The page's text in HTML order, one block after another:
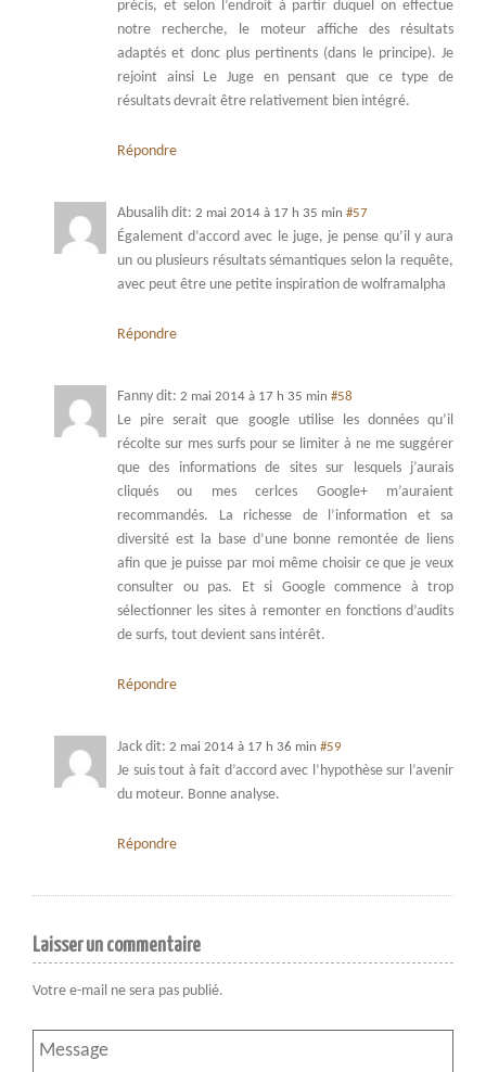
précis, et selon l’endroit à partir duquel on effectue
notre recherche, le moteur affiche des résultats
adaptés et donc plus pertinents (dans le principe). Je
rejoint ainsi Le Juge en pensant que ce type de
résultats devrait être relativement bien intégré.
Répondre
Abusalih dit: 2 mai 2014 à 17 h 35 min #57
Également d’accord avec le juge, je pense qu’il y aura
un ou plusieurs résultats sémantiques selon la requête,
avec peut être une petite inspiration de wolframalpha
Répondre
Fanny dit: 2 mai 2014 à 17 h 35 min #58
Le pire serait que google utilise les données qu’il
récolte sur mes surfs pour se limiter à ne me suggérer
que des informations de sites sur lesquels j’aurais
cliqués ou mes cerlces Google+ m’auraient
recommandés. La richesse de l’information et sa
diversité est la base d’une bonne remontée de liens
afin que je puisse par moi même choisir ce que je veux
consulter ou pas. Et si Google commence à trop
sélectionner les sites à remonter en fonctions d’audits
de surfs, tout devient sans intérêt.
Répondre
Jack dit: 2 mai 2014 à 17 h 36 min #59
Je suis tout à fait d’accord avec l’hypothèse sur l’avenir
du moteur. Bonne analyse.
Répondre
Laisser un commentaire
Votre e-mail ne sera pas publié.